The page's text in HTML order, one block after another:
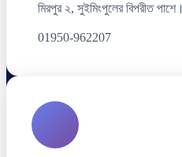
মিরপুর ২, সুইমিংপুলের বিপরীত পাশে।
01950-962207